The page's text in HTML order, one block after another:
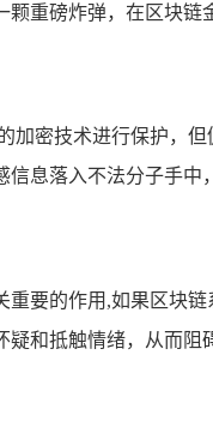
重磅炸弹，在区块
加密技术进行保护，
息落入不法分子手
要的作用,如果区块
和抵触情绪，从而